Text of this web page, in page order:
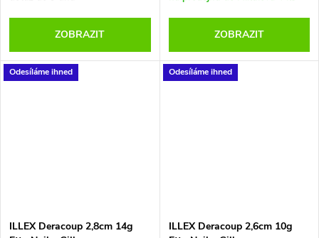
ZOBRAZIT ZOBRAZIT
Odesíláme ihned
ILLEX Deracoup 2,8cm 14g
Odesíláme ihned
ILLEX Deracoup 2,6cm 10g